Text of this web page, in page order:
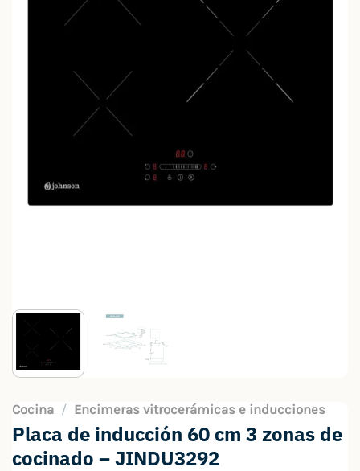
Cocina / Encimeras vitrocerámicas e inducciones
Placa de inducción 60 cm 3 zonas de
cocinado – JINDU3292